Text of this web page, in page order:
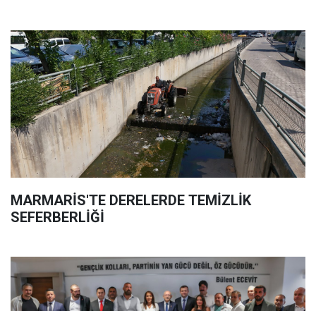
MARMARİS'TE DERELERDE TEMİZLİK
SEFERBERLİĞİ